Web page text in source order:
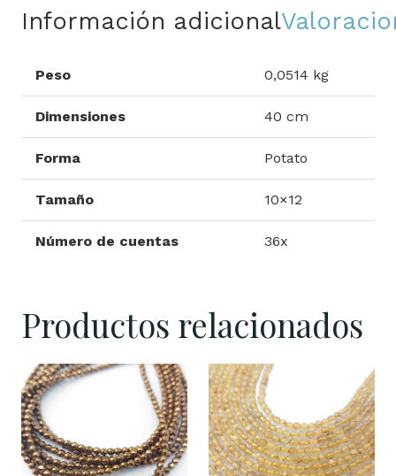
Información adicional
Peso 0,0514 kg
Dimensiones 40 cm
Forma Potato
Tamaño 10×12
Número de cuentas 36x
Productos relacionados